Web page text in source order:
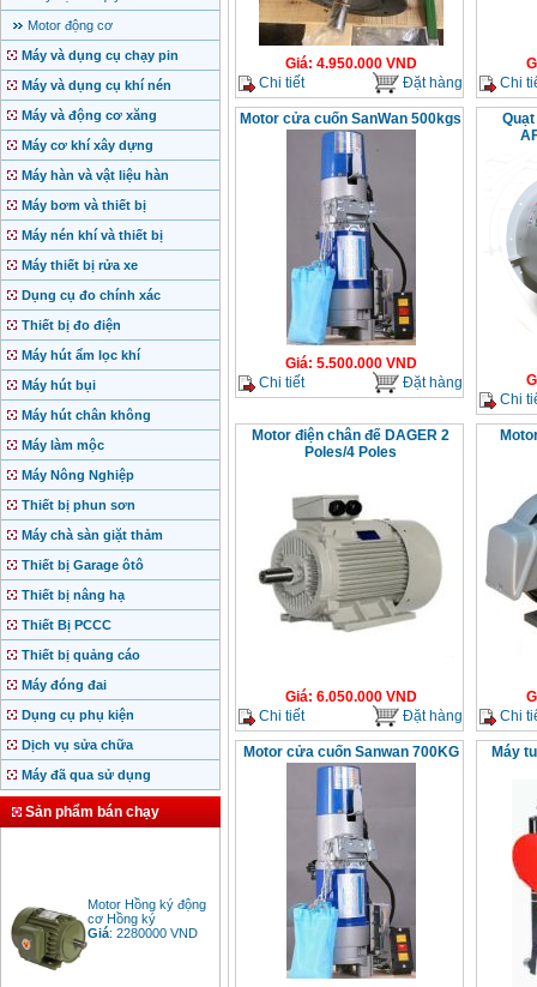
Motor động cơ
Máy và dụng cụ chạy pin
Máy và dụng cụ khí nén
Máy và động cơ xăng
Máy cơ khí xây dựng
Máy hàn và vật liệu hàn
Máy bơm và thiết bị
Máy nén khí và thiết bị
Máy thiết bị rửa xe
Dụng cụ đo chính xác
Thiết bị đo điện
Máy hút ẩm lọc khí
Máy hút bụi
Máy hút chân không
Máy làm mộc
Máy Nông Nghiệp
Thiết bị phun sơn
Máy chà sàn giặt thảm
Thiết bị Garage ôtô
Thiết bị nâng hạ
Thiết Bị PCCC
Thiết bị quảng cáo
Máy đóng đai
Dụng cụ phụ kiện
Dịch vụ sửa chữa
Máy đã qua sử dụng
Sản phẩm bán chạy
Motor Hồng ký động
cơ Hồng ký
Giá :2280000
Giá: 4.950.000VND
Chi tiết
Đặt hàng
Chi
Motor cửa cuốn SanWan 500kgs
Giá: 5.500.000VND
Chi tiết
Đặt hàng
Chi
Motor điện chân đế DAGER 2
Poles/4 Poles
Giá: 6.050.000VND
Chi tiết
Đặt hàng
Chi
Motor cửa cuốn Sanwan 700KG Máy